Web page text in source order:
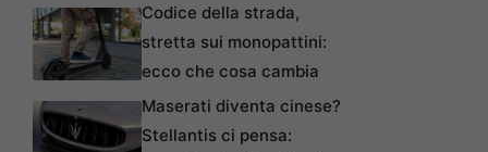
Codice della strada,
stretta sui monopattini:
ecco che cosa cambia
Maserati diventa cinese?
Stellantis ci pensa: